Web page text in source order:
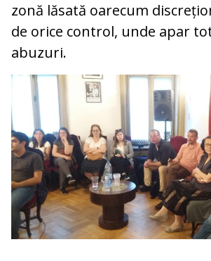
zonă lăsată oarecum
de orice control, unde apar
abuzuri.